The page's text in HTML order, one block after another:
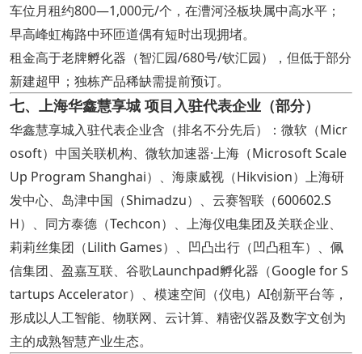
车位月租约800—1,000元/个，在漕河泾板块属中高水平；
早高峰虹梅路中环匝道偶有短时出现拥堵。
租金高于老牌孵化器（智汇园/680号/钦汇园），但低于部分
新建超甲；独栋产品稀缺需提前预订。
七、上海华鑫慧享城 项目入驻代表企业（部分）
华鑫慧享城入驻代表企业含（排名不分先后）：微软（Micr
osoft）中国关联机构、微软加速器·上海（Microsoft Scale
Up Program Shanghai）、海康威视（Hikvision）上海研
发中心、岛津中国（Shimadzu）、云赛智联（600602.S
H）、同方泰德（Techcon）、上海仪电集团及关联企业、
莉莉丝集团（Lilith Games）、凹凸出行（凹凸租车）、佩
信集团、盈嘉互联、谷歌Launchpad孵化器（Google for S
tartups Accelerator）、模速空间（仪电）AI创新平台等，
形成以人工智能、物联网、云计算、精密仪器及数字文创为
主的成熟智慧产业生态。